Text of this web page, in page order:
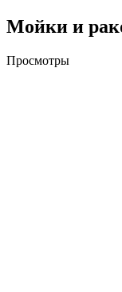
Мойки и
Просмотры